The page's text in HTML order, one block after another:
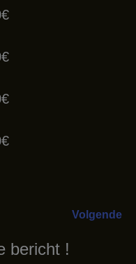
Volgende
bericht !